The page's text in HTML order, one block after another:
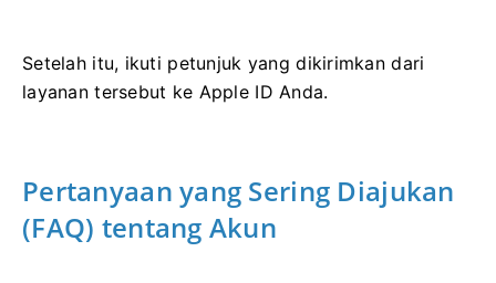
Setelah itu, ikuti petunjuk yang dikirimkan dari
layanan tersebut ke Apple ID Anda.
Pertanyaan yang Sering Diajukan
(FAQ) tentang Akun